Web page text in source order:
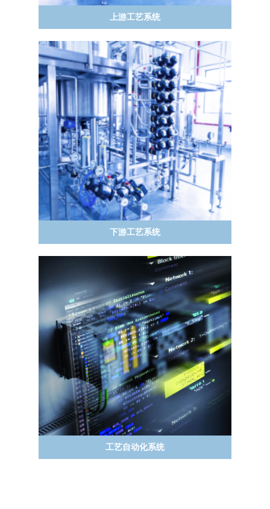
反应器系统集成
CIP/SIP系统集成
上游工艺系统
缓冲液配制、存储及分配系统
层析系统集成
CIP/SIP
深层过滤，纳滤超滤模块及集成
下游工艺系统
PCS7 Batch
Emerson Delta V
或者客户指定自控平台
工艺自动化系统